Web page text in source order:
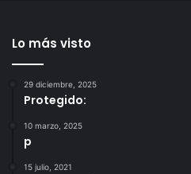
Lo más visto
29 diciembre, 2025
Protegido:
10 marzo, 2025
p
15 julio, 2021